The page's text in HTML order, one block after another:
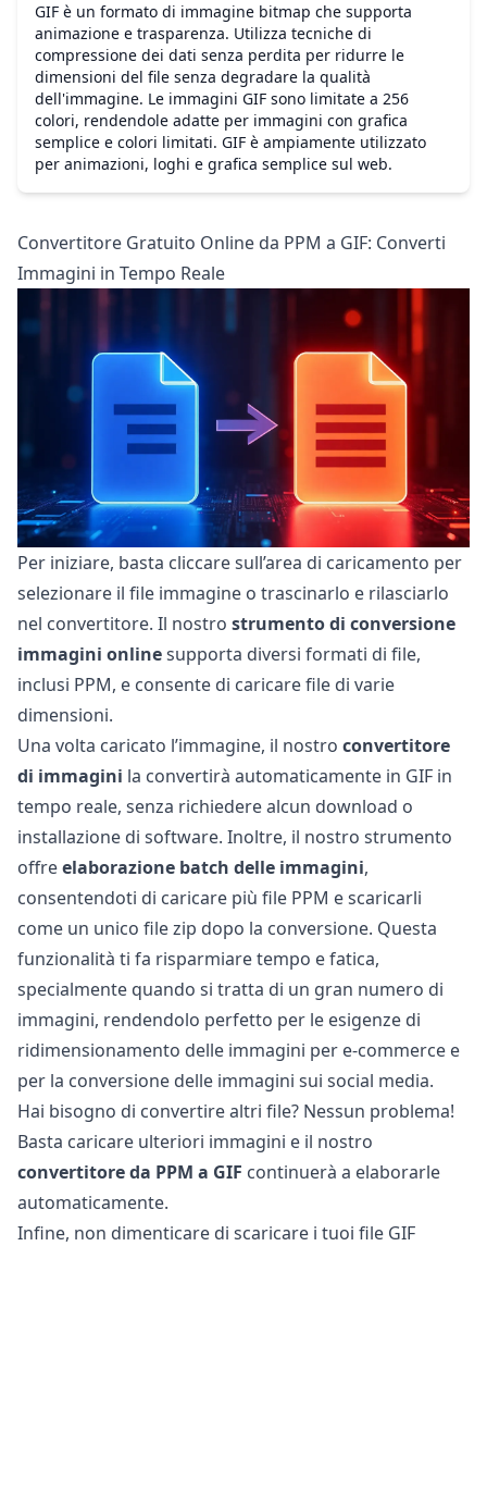
GIF è un formato di immagine bitmap che supporta
animazione e trasparenza. Utilizza tecniche di
compressione dei dati senza perdita per ridurre le
dimensioni del file senza degradare la qualità
dell'immagine. Le immagini GIF sono limitate a 256
colori, rendendole adatte per immagini con grafica
semplice e colori limitati. GIF è ampiamente utilizzato
per animazioni, loghi e grafica semplice sul web.
Convertitore Gratuito Online da PPM a GIF: Converti
Immagini in Tempo Reale
Per iniziare, basta cliccare sull’area di caricamento per
selezionare il file immagine o trascinarlo e rilasciarlo
nel convertitore. Il nostro strumento di conversione
immagini onlinesupporta diversi formati di file,
inclusi PPM, e consente di caricare file di varie
dimensioni.
Una volta caricato l’immagine, il nostro convertitore
di immagini la convertirà automaticamente in GIF in
tempo reale, senza richiedere alcun download o
installazione di software. Inoltre, il nostro strumento
offreelaborazione batch delle immagini,
consentendoti di caricare più file PPM e scaricarli
come un unico file zip dopo la conversione. Questa
funzionalità ti fa risparmiare tempo e fatica,
specialmente quando si tratta di un gran numero di
immagini, rendendolo perfetto per le esigenze di
ridimensionamento delle immagini per e-commerce e
per la conversione delle immagini sui social media.
Hai bisogno di convertire altri file? Nessun problema!
Basta caricare ulteriori immagini e il nostro
convertitore da PPM a GIF continuerà a elaborarle
automaticamente.
Infine, non dimenticare di scaricare i tuoi file GIF